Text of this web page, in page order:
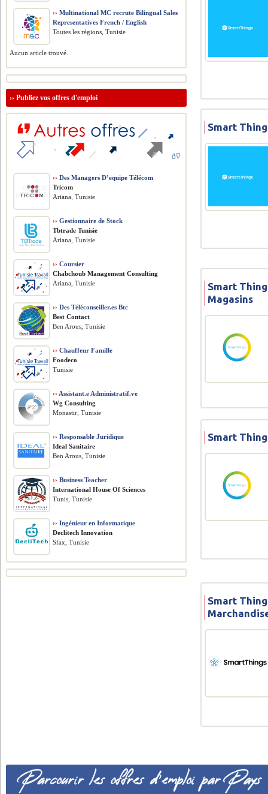
Smart
Smart
Magasins
Smart
Smart
›› Multinational MC recrute Bilingual Sales
Representatives French / English
Toutes les régions, Tunisie
Aucun article trouvé.
››Publiez vos offres d'emploi
›› Des Managers D’equipe Télécom
Tricom
Ariana, Tunisie
›› Gestionnaire de Stock
Tbtrade Tunisie
Ariana, Tunisie
›› Coursier
Chabchoub Management Consulting
Ariana, Tunisie
›› Des Téléconseiller.es Btc
Best Contact
Ben Arous, Tunisie
›› Chauffeur Famille
Foodeco
Tunisie
›› Assistant.e Administratif.ve
Wg Consulting
Monastir, Tunisie
›› Responsable Juridique
Ideal Sanitaire
Ben Arous, Tunisie
›› Business Teacher
International House Of Sciences
Tunis, Tunisie
›› Ingénieur en Informatique
Declitech Innovation
Sfax, Tunisie